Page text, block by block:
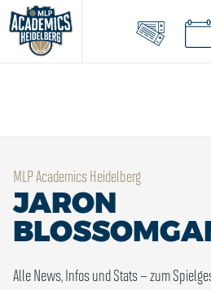
MLP Academics Heidelberg
JARON
Alle News, Infos und Stats – zum